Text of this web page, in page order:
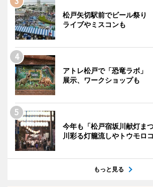
松戸矢切駅前でビール祭り
ライブやミスコンも
アトレ松戸で「恐竜ラボ」
展示、ワークショップも
今年も「松戸宿坂川献灯ま
川彩る灯籠流しやトウモロ
もっと見る